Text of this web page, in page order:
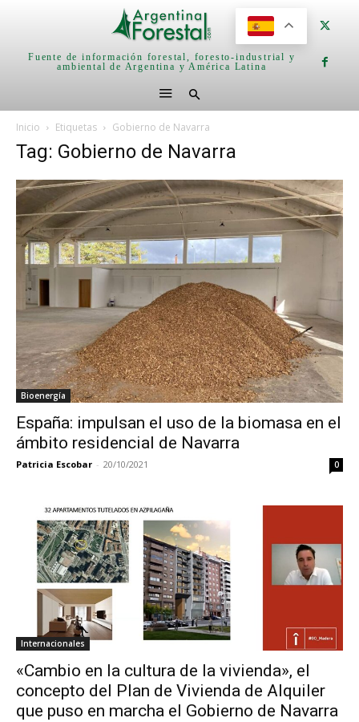
Fuente de información forestal, foresto-industrial y
ambiental de Argentina y América Latina
Inicio Etiquetas Gobierno de Navarra
Tag: Gobierno de Navarra
Bioenergía
España: impulsan el uso de la biomasa en el
ámbito residencial de Navarra
Patricia Escobar - 20/10/2021 0
Internacionales
«Cambio en la cultura de la vivienda», el
concepto del Plan de Vivienda de Alquiler
que puso en marcha el Gobierno de Navarra